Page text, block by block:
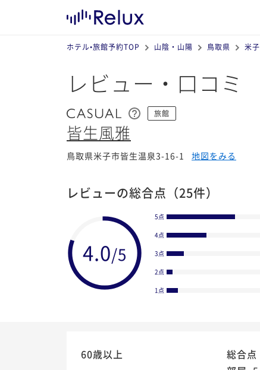
ホテル•旅館予約TOP 山陰・山陽 鳥取県 米
レビュー・口コミ
旅館
皆生風雅
鳥取県米子市皆生温泉3-16-1 地図をみる
レビューの総合点 （25件）
5点
4点
3点
2点
1点
60歳以上
総合点